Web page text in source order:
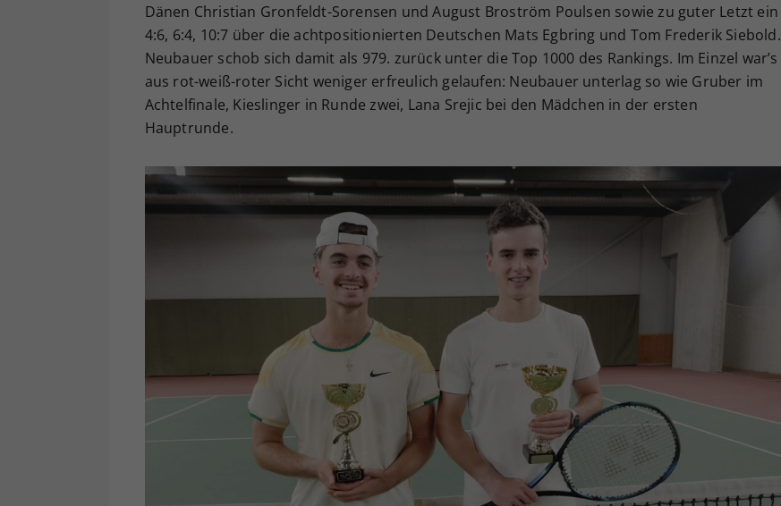
Dänen Christian Gronfeldt-Sorensen und August Broström Poulsen sowie zu guter Letzt ein
4:6, 6:4, 10:7 über die achtpositionierten Deutschen Mats Egbring und Tom Frederik Siebold.
Neubauer schob sich damit als 979. zurück unter die Top 1000 des Rankings. Im Einzel war’s
aus rot-weiß-roter Sicht weniger erfreulich gelaufen: Neubauer unterlag so wie Gruber im
Achtelfinale, Kieslinger in Runde zwei, Lana Srejic bei den Mädchen in der ersten
Hauptrunde.